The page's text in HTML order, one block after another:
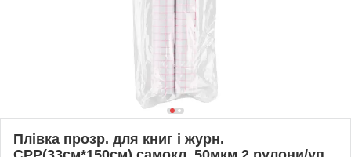
Плівка прозр. для книг і журн.